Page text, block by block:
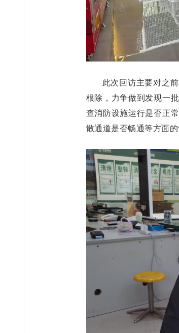
此次回访主要对之
根除，力争做到发现一
查消防设施运行是否正
散通道是否畅通等方面的